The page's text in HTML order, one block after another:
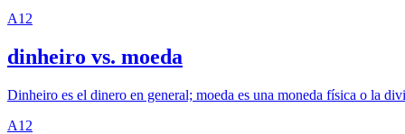
A1 2
dinheiro vs. moeda
Dinheiro es el dinero en general; moeda es una moneda física o la
A1 2